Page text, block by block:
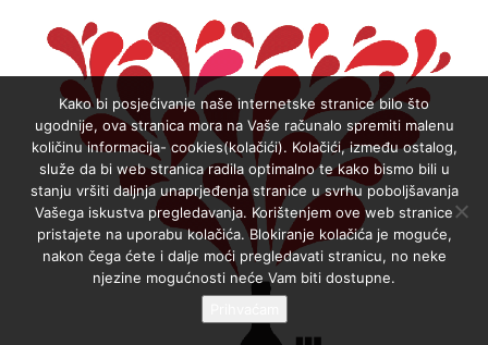
Kako bi posjećivanje naše internetske stranice bilo što
ugodnije, ova stranica mora na Vaše računalo spremiti malenu
količinu informacija- cookies(kolačići). Kolačići, između ostalog,
služe da bi web stranica radila optimalno te kako bismo bili u
stanju vršiti daljnja unaprjeđenja stranice u svrhu poboljšavanja
Vašega iskustva pregledavanja. Korištenjem ove web stranice
pristajete na uporabu kolačića. Blokiranje kolačića je moguće,
nakon čega ćete i dalje moći pregledavati stranicu, no neke
njezine mogućnosti neće Vam biti dostupne.